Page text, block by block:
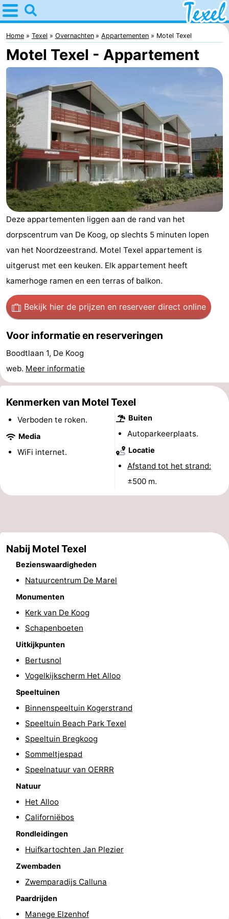
Home
Texel
Tips
kinderen
Dorpen
-
Den
Burg
-
Den
Hoorn
-
De
Cocksdorp
-
De
Koog
-
Oudeschild
De
-
Oosterend
Mooiste
uitkijkpunten
Overnachten
Appartementen
-
Bosch
Zee
-
Vlijt
Hoeve
-
en
Strandhuys
-
breakfasts)
Campings
Hotels
Eibernest
Hoogelandt
Beach
Texel
Buytenveldt
De
EuroParcs
Texel
Kustpark
Strandhuys
Residentie
Texel
Villapark
Vogelmient
Last
minutes
Strand
Zien
Home Texel Overnachten Appartementen Motel Texel
Motel Texel - Appartement
Deze appartementen liggen aan de rand van het
dorpscentrum van De Koog, op slechts 5 minuten lopen
van het Noordzeestrand. Motel Texel appartement is
uitgerust met een keuken. Elk appartement heeft
kamerhoge ramen en een terras of balkon.
Bekijk hier de prijzen en reserveer direct online
Voor informatie en reserveringen
Boodtlaan 1, De Koog
web. Meer informatie
Kenmerken van Motel Texel
Verboden te roken.
Media
WiFi internet.
Buiten
Autoparkeerplaats.
Locatie
Afstand tot het strand:
±500 m.
Nabij Motel Texel
Bezienswaardigheden
Natuurcentrum De Marel
Monumenten
Kerk van De Koog
Schapenboeten
Uitkijkpunten
Bertusnol
Vogelkijkscherm Het Alloo
Speeltuinen
Binnenspeeltuin Kogerstrand
Speeltuin Beach Park Texel
Speeltuin Bregkoog
Sommeltjespad
Speelnatuur van OERRR
Natuur
Het Alloo
Californiëbos
Rondleidingen
Huifkartochten Jan Plezier
Zwembaden
Zwemparadijs Calluna
Paardrijden
Manege Elzenhof